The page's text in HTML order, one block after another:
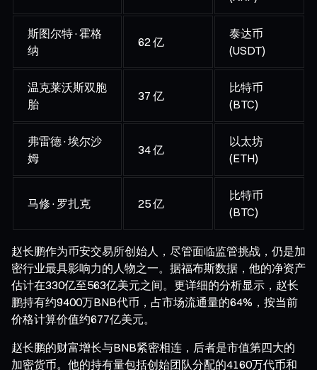
斯图尔特·霍格
纳
62 亿
泰达币
(USDT)
温克莱沃斯双胞
胎
37 亿
比特币
(BTC)
弗雷德·埃尔沙
姆
34 亿
以太坊
(ETH)
马修·罗扎克 25 亿
比特币
(BTC)
赵长鹏作为币安交易所创始人，尽管面临监管挑战，仍是加
密行业最具影响力的人物之一。据福布斯数据，他的净资产
估计在330亿至563亿美元之间。更详细的分析显示，赵长
鹏持有约9400万BNB代币，占市场流通量的64%，按当前
价格计算价值约677亿美元。
赵长鹏的财富增长与BNB紧密相连，后者是市值第四大的
加密货币。他的持有量包括创始团队分配的4160万代币和